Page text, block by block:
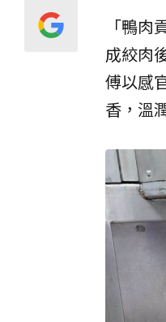
「鴨
成絞肉
傅以感
香，溫